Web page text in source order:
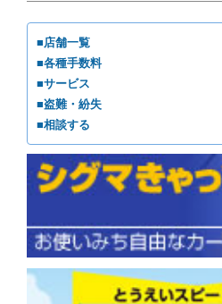
■店舗一覧
■各種手数料
■サービス
■盗難・紛失
■相談する